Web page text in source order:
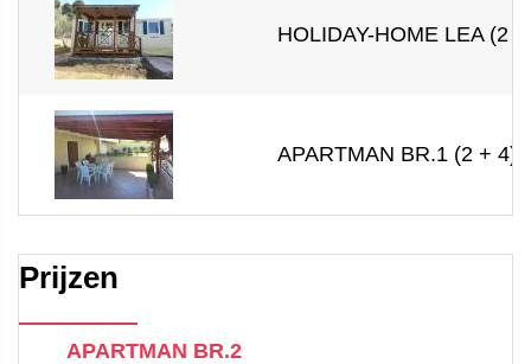
HOLIDAY-HOME LEA (2
APARTMAN BR.1 (2 + 4)
Prijzen
APARTMAN BR.2